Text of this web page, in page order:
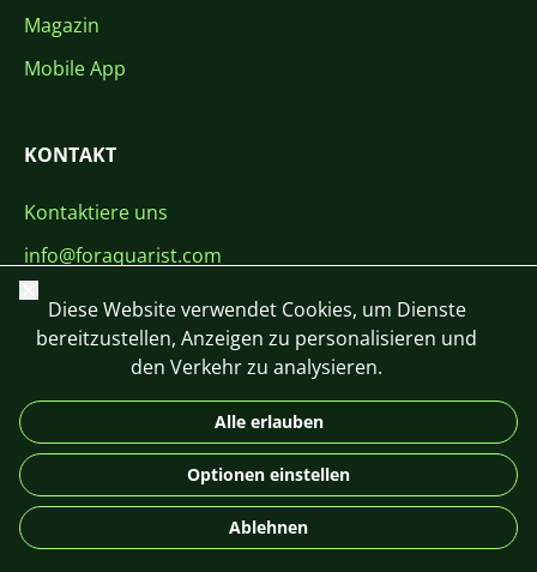
Magazin
Mobile App
KONTAKT
Kontaktiere uns
info@foraquarist.com
+420 603 449 602
DE
© 2026 For Aquarist
Schließen
Diese Website verwendet Cookies, um Dienste
bereitzustellen, Anzeigen zu personalisieren und
den Verkehr zu analysieren.
Alle erlauben
Optionen einstellen
Ablehnen